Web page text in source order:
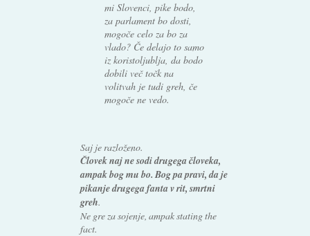
mi Slovenci, pike bodo,
za parlament bo dosti,
mogoče celo za bo za
vlado? Če delajo to samo
iz koristoljublja, da bodo
dobili več točk na
volitvah je tudi greh, če
mogoče ne vedo.
Saj je razloženo.
Človek naj ne sodi drugega človeka,
ampak bog mu bo. Bog pa pravi, da je
pikanje drugega fanta v rit, smrtni
greh.
Ne gre za sojenje, ampak stating the
fact.